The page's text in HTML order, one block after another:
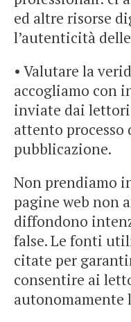
ed altre risorse
l’autenticità
• Valutare la
accogliamo con
inviate dai
attento
pubblicazione.
Non prendiamo
pagine web non
diffondono
false. Le fonti
citate per
consentire ai
autonomamente